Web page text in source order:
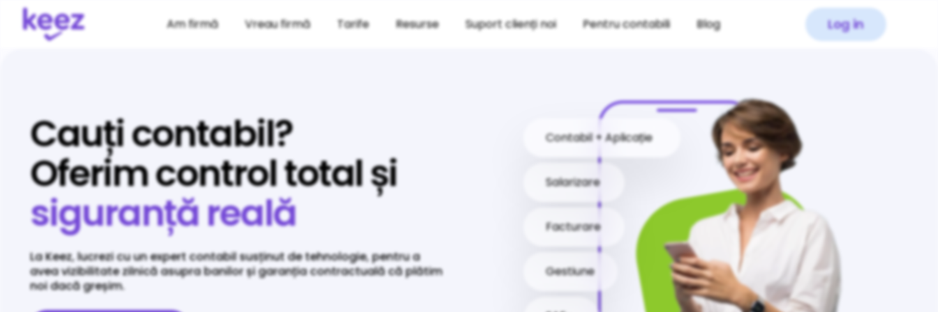
Am firmă Vreau firmă Tarife Resurse Suport clienți noi Pentru contabili Blog Log in
Cauți contabil?
Oferim control total și
siguranță reală
La Keez, lucrezi cu un expert contabil susținut de tehnologie, pentru a
avea vizibilitate zilnică asupra banilor și garanția contractuală că plătim
noi dacă greșim.
Contabil + Aplicație
Salarizare
Facturare
Gestiune